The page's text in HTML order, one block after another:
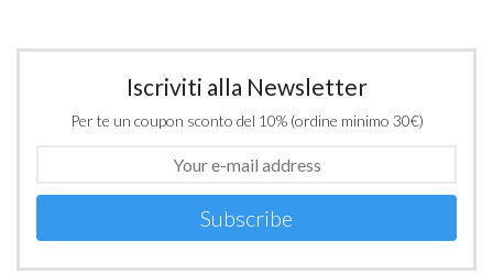
Iscriviti alla Newsletter
Per te un coupon sconto del 10% (ordine minimo 30€)
Subscribe